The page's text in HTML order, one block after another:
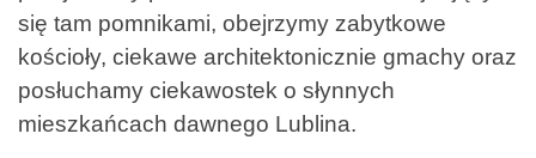
się tam pomnikami, obejrzymy zabytkowe
kościoły, ciekawe architektonicznie gmachy oraz
posłuchamy ciekawostek o słynnych
mieszkańcach dawnego Lublina.